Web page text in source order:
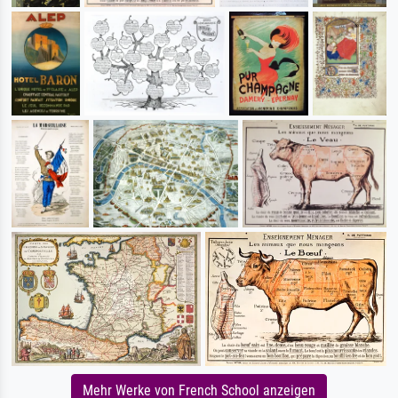
Mehr Werke von French School anzeigen